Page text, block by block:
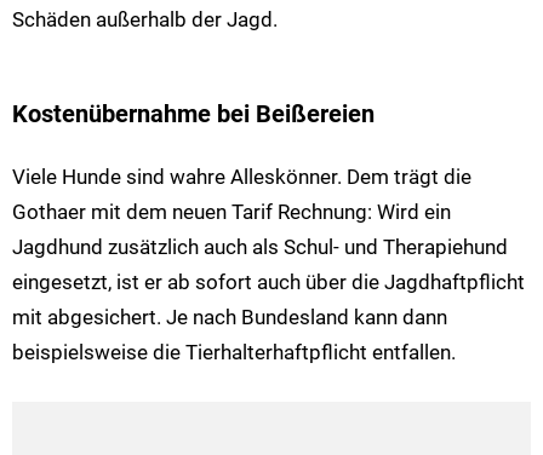
Schäden außerhalb der Jagd.
Kostenübernahme bei Beißereien
Viele Hunde sind wahre Alleskönner. Dem trägt die
Gothaer mit dem neuen Tarif Rechnung: Wird ein
Jagdhund zusätzlich auch als Schul- und Therapiehund
eingesetzt, ist er ab sofort auch über die Jagdhaftpflicht
mit abgesichert. Je nach Bundesland kann dann
beispielsweise die Tierhalterhaftpflicht entfallen.